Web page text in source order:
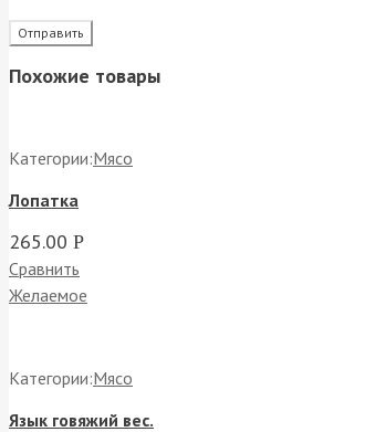
Похожие товары
Категории:Мясо
Лопатка
265.00 Р
Сравнить
Желаемое
Категории:Мясо
Язык говяжий вес.